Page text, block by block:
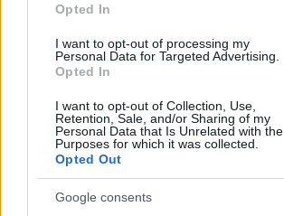
Opted In
I want to opt-out of processing my
Personal Data for Targeted Advertising.
Opted In
I want to opt-out of Collection, Use,
Retention, Sale, and/or Sharing of my
Personal Data that Is Unrelated with the
Purposes for which it was collected.
Opted Out
Google consents